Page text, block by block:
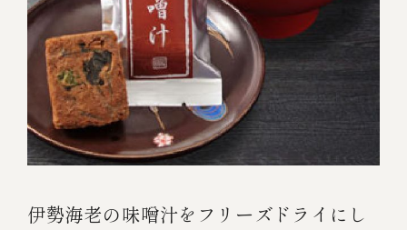
伊勢海老の味噌汁をフリーズドライにし